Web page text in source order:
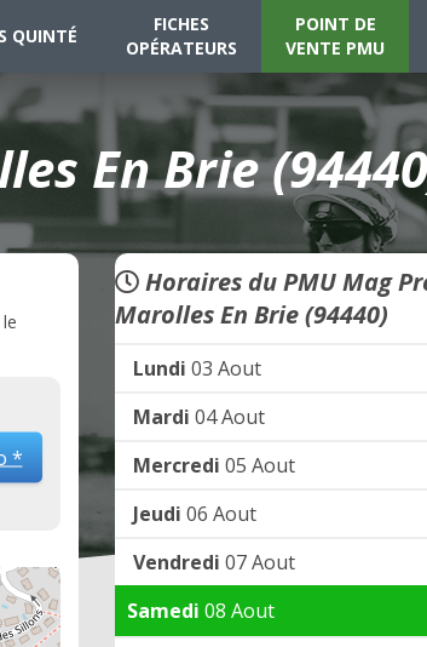
QUINTÉ
FICHES
OPÉRATEURS
POINT DE
VENTE PMU
En Brie
*
Horaires du PMU Mag
Marolles En Brie (94440)
Lundi 03 Aout
Mardi 04 Aout
Mercredi 05 Aout
Jeudi 06 Aout
Vendredi 07 Aout
Samedi 08 Aout